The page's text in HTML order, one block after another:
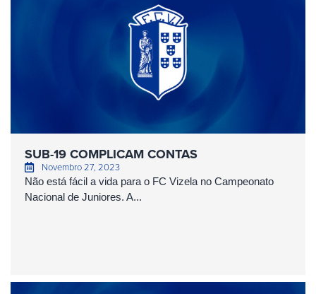
SUB-19 COMPLICAM CONTAS
Novembro 27, 2023
Não está fácil a vida para o FC Vizela no Campeonato
Nacional de Juniores. A...